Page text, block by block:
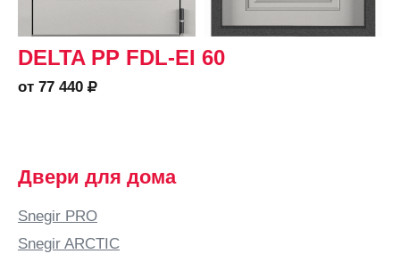
DELTA PP FDL-EI 60
от 77 440
Двери для дома
Snegir PRO
Snegir ARCTIC